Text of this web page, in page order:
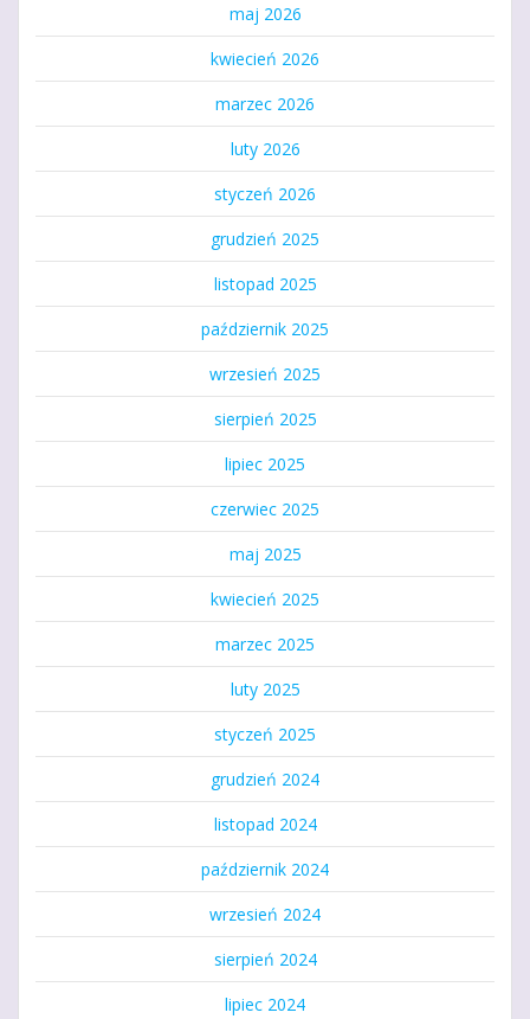
maj 2026
kwiecień 2026
marzec 2026
luty 2026
styczeń 2026
grudzień 2025
listopad 2025
październik 2025
wrzesień 2025
sierpień 2025
lipiec 2025
czerwiec 2025
maj 2025
kwiecień 2025
marzec 2025
luty 2025
styczeń 2025
grudzień 2024
listopad 2024
październik 2024
wrzesień 2024
sierpień 2024
lipiec 2024